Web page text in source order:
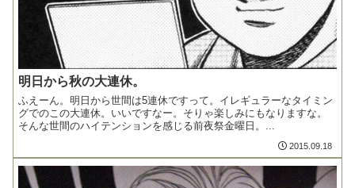
明日から秋の大連休。
ふえーん。明日から世間は5連休ですって。イレギュラーなタイミン
グでのこの大連休。いいですなー。そりゃ楽しみにもなりますな。
そんな世間のハイテンションを感じる前夜祭金曜日。...
2015.09.18